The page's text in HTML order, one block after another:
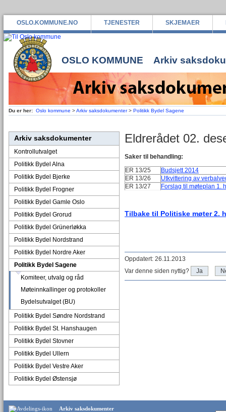
OSLO.KOMMUNE.NO TJENESTER SKJEMAER
OSLO KOMMUNE Arkiv
Du er her: Oslo kommune >Arkiv saksdokumenter> Politikk Bydel Sagene
Arkiv saksdokumenter
Kontrollutvalget
Politikk Bydel Alna
Politikk Bydel Bjerke
Politikk Bydel Frogner
Politikk Bydel Gamle Oslo
Politikk Bydel Grorud
Politikk Bydel Grünerløkka
Politikk Bydel Nordstrand
Politikk Bydel Nordre Aker
Politikk Bydel Sagene
Komiteer, utvalg og råd
Møteinnkallinger og protokoller
Bydelsutvalget (BU)
Politikk Bydel Søndre Nordstrand
Politikk Bydel St. Hanshaugen
Politikk Bydel Stovner
Politikk Bydel Ullern
Politikk Bydel Vestre Aker
Politikk Bydel Østensjø
Eldrerådet 02.
Saker til behandling:
ER 13/25
Budsjett 2014
ER 13/26
Utkvittering av
ER 13/27
Forslag til møteplan 1.
Tilbake til Politiske møter 2.
Oppdatert: 26.11.2013
Var denne siden nyttig?
Ja
Arkiv saksdokumenter